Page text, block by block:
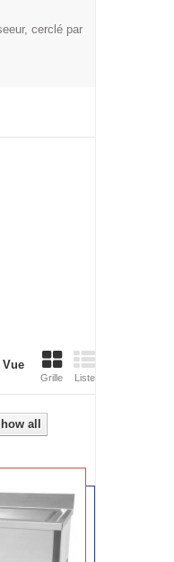
cerclé par
Vue
Grille Liste
all